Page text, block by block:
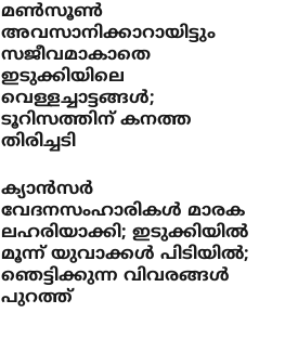
മൺസൂൺ
അവസാനിക്കാറായിട്ടും
സജീവമാകാതെ
ഇടുക്കിയിലെ
വെള്ളച്ചാട്ടങ്ങൾ;
ടൂറിസത്തിന് കനത്ത
തിരിച്ചടി
ക്യാൻസർ
വേദനസംഹാരികൾ മാരക
ലഹരിയാക്കി; ഇടുക്കിയിൽ
മൂന്ന് യുവാക്കൾ പിടിയിൽ;
ഞെട്ടിക്കുന്ന വിവരങ്ങൾ
പുറത്ത്